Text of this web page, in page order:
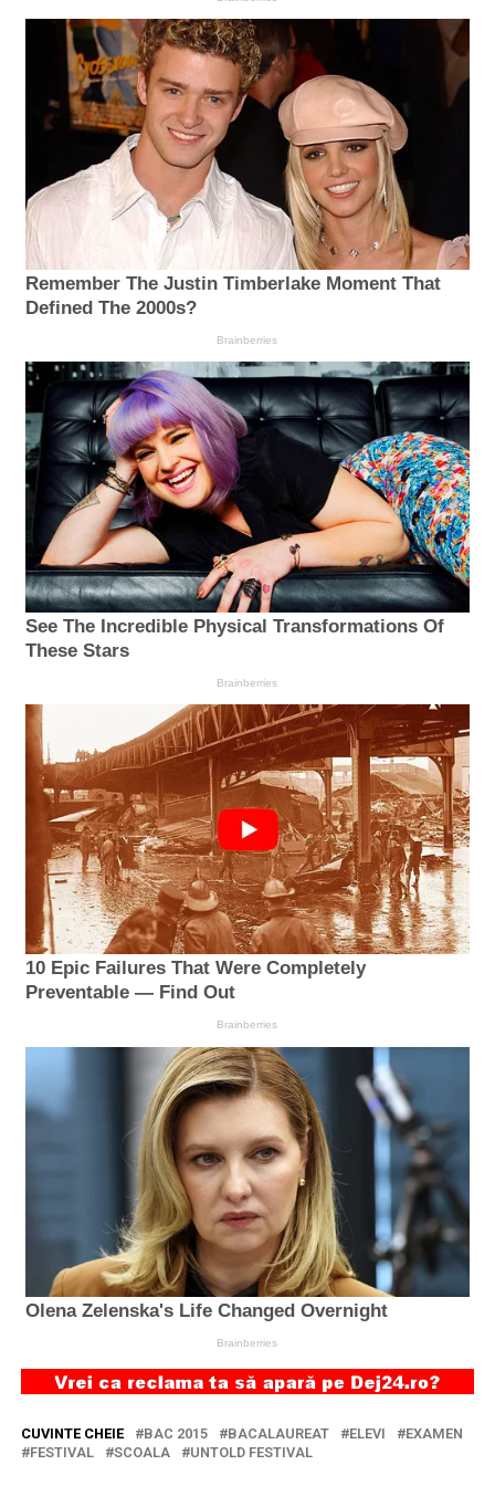
CUVINTE CHEIE BAC 2015 BACALAUREAT ELEVI
EXAMEN
FESTIVAL
SCOALA UNTOLD FESTIVAL